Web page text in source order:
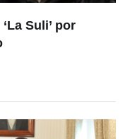
Suli’ por